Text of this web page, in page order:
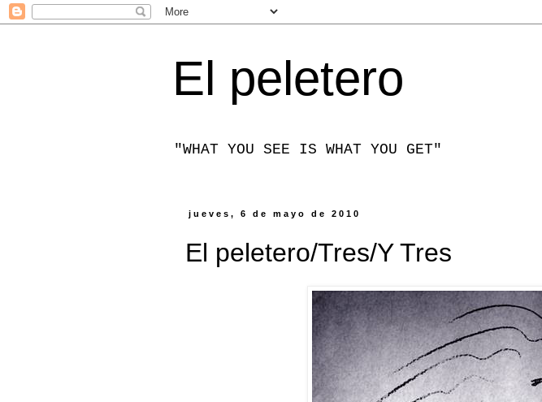
El peletero
"WHAT YOU SEE IS WHAT YOU GET"
jueves, 6 de mayo de 2010
El peletero/Tres/Y Tres